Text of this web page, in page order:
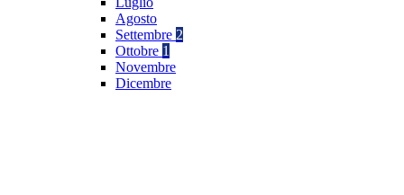
Agosto
Settembre 2
Ottobre 1
Novembre
Dicembre